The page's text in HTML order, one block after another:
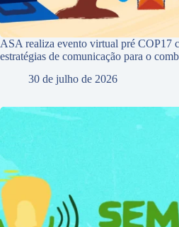
ASA realiza evento virtual pré COP17
estratégias de comunicação para o
30 de julho de 2026